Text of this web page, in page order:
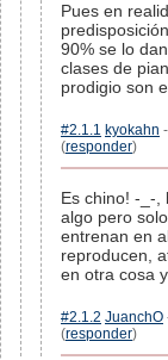
Pues en
90% se lo
clases de
prodigio son
#2.1.1 kyokahn
(responder)
Es chino! -_-,
algo pero
entrenan en
reproducen,
en otra cosa
#2.1.2 JuanchO
(responder)